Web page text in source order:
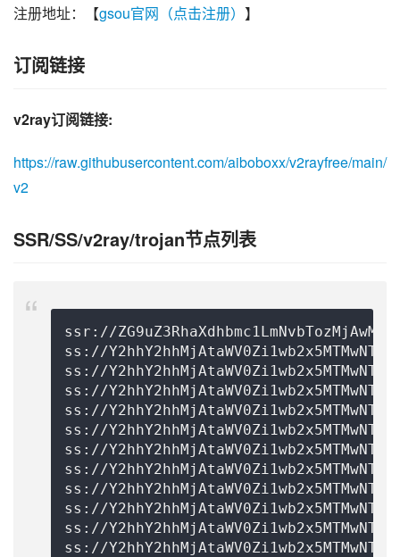
注册地址：【gsou官网（点击注册） 】
订阅链接
v2ray订阅链接:
https://raw.githubusercontent.com/aiboboxx/v2rayfree/main/
v2
SSR/SS/v2ray/trojan节点列表
ssr://
ss://
ss://
ss://
ss://
ss://
ss://
ss://
ss://
ss://
ss://
ss://